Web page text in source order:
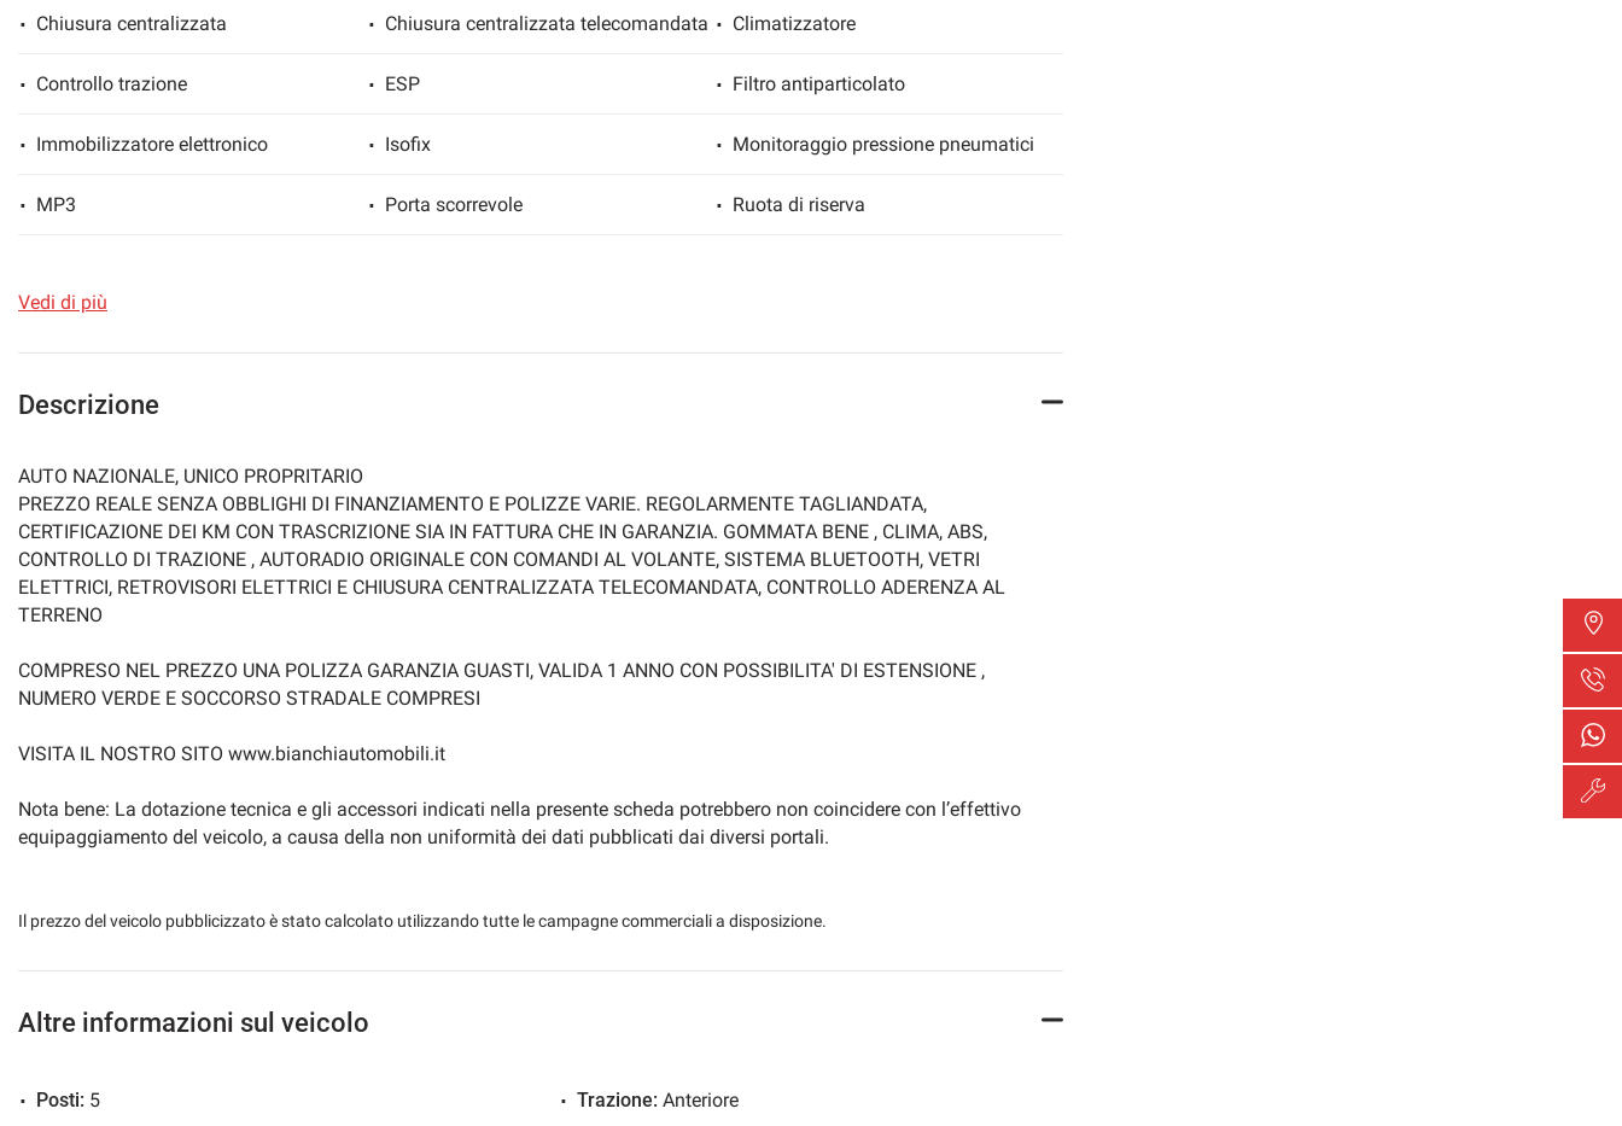
Chiusura centralizzata Chiusura centralizzata telecomandata Climatizzatore
Controllo trazione ESP Filtro antiparticolato
Immobilizzatore elettronico Isofix Monitoraggio pressione pneumatici
MP3 Porta scorrevole Ruota di riserva
Vedi di più
Descrizione
AUTO NAZIONALE, UNICO PROPRITARIO
PREZZO REALE SENZA OBBLIGHI DI FINANZIAMENTO E POLIZZE VARIE. REGOLARMENTE TAGLIANDATA,
CERTIFICAZIONE DEI KM CON TRASCRIZIONE SIA IN FATTURA CHE IN GARANZIA. GOMMATA BENE , CLIMA, ABS,
CONTROLLO DI TRAZIONE , AUTORADIO ORIGINALE CON COMANDI AL VOLANTE, SISTEMA BLUETOOTH, VETRI
ELETTRICI, RETROVISORI ELETTRICI E CHIUSURA CENTRALIZZATA TELECOMANDATA, CONTROLLO ADERENZA AL
TERRENO
COMPRESO NEL PREZZO UNA POLIZZA GARANZIA GUASTI, VALIDA 1 ANNO CON POSSIBILITA' DI ESTENSIONE ,
NUMERO VERDE E SOCCORSO STRADALE COMPRESI
VISITA IL NOSTRO SITO www.bianchiautomobili.it
Nota bene: La dotazione tecnica e gli accessori indicati nella presente scheda potrebbero non coincidere con l’effettivo
equipaggiamento del veicolo, a causa della non uniformità dei dati pubblicati dai diversi portali.
Il prezzo del veicolo pubblicizzato è stato calcolato utilizzando tutte le campagne commerciali a disposizione.
Altre informazioni sul veicolo
Posti: 5
Trazione: Anteriore
Cookie di marketing